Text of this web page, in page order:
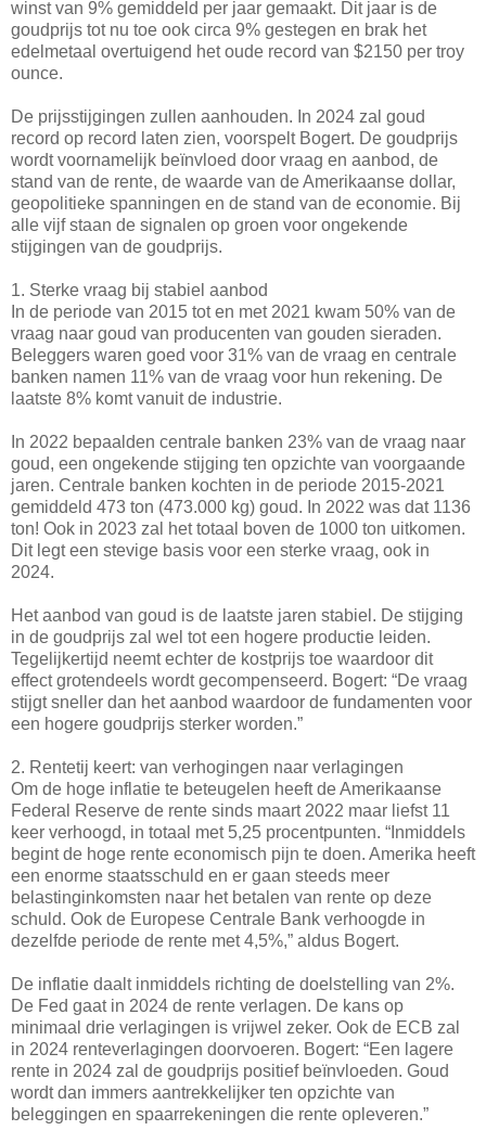
winst van 9% gemiddeld per jaar gemaakt. Dit jaar is de
goudprijs tot nu toe ook circa 9% gestegen en brak het
edelmetaal overtuigend het oude record van $2150 per troy
ounce.
De prijsstijgingen zullen aanhouden. In 2024 zal goud
record op record laten zien, voorspelt Bogert. De goudprijs
wordt voornamelijk beïnvloed door vraag en aanbod, de
stand van de rente, de waarde van de Amerikaanse dollar,
geopolitieke spanningen en de stand van de economie. Bij
alle vijf staan de signalen op groen voor ongekende
stijgingen van de goudprijs.
1. Sterke vraag bij stabiel aanbod
In de periode van 2015 tot en met 2021 kwam 50% van de
vraag naar goud van producenten van gouden sieraden.
Beleggers waren goed voor 31% van de vraag en centrale
banken namen 11% van de vraag voor hun rekening. De
laatste 8% komt vanuit de industrie.
In 2022 bepaalden centrale banken 23% van de vraag naar
goud, een ongekende stijging ten opzichte van voorgaande
jaren. Centrale banken kochten in de periode 2015-2021
gemiddeld 473 ton (473.000 kg) goud. In 2022 was dat 1136
ton! Ook in 2023 zal het totaal boven de 1000 ton uitkomen.
Dit legt een stevige basis voor een sterke vraag, ook in
2024.
Het aanbod van goud is de laatste jaren stabiel. De stijging
in de goudprijs zal wel tot een hogere productie leiden.
Tegelijkertijd neemt echter de kostprijs toe waardoor dit
effect grotendeels wordt gecompenseerd. Bogert: “De vraag
stijgt sneller dan het aanbod waardoor de fundamenten voor
een hogere goudprijs sterker worden.”
2. Rentetij keert: van verhogingen naar verlagingen
Om de hoge inflatie te beteugelen heeft de Amerikaanse
Federal Reserve de rente sinds maart 2022 maar liefst 11
keer verhoogd, in totaal met 5,25 procentpunten. “Inmiddels
begint de hoge rente economisch pijn te doen. Amerika heeft
een enorme staatsschuld en er gaan steeds meer
belastinginkomsten naar het betalen van rente op deze
schuld. Ook de Europese Centrale Bank verhoogde in
dezelfde periode de rente met 4,5%,” aldus Bogert.
De inflatie daalt inmiddels richting de doelstelling van 2%.
De Fed gaat in 2024 de rente verlagen. De kans op
minimaal drie verlagingen is vrijwel zeker. Ook de ECB zal
in 2024 renteverlagingen doorvoeren. Bogert: “Een lagere
rente in 2024 zal de goudprijs positief beïnvloeden. Goud
wordt dan immers aantrekkelijker ten opzichte van
beleggingen en spaarrekeningen die rente opleveren.”